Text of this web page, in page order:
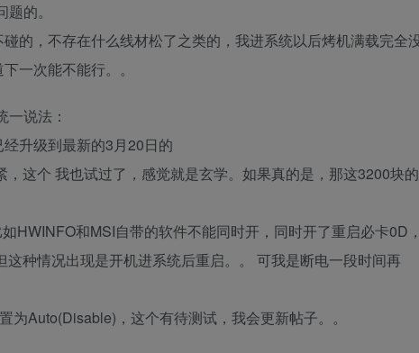
的。
的，不存在什么线材松了之类的，我进系统以后烤机满载完全
一次能不能行。。
说法：
升级到最新的3月20日的
，这个 我也试过了，感觉就是玄学。如果真的是，那这3200块的
HWINFO和MSI自带的软件不能同时开，同时开了重启必卡0D
种情况出现是开机进系统后重启。。 可我是断电一段时间再
为Auto(Disable)，这个有待测试，我会更新帖子。。